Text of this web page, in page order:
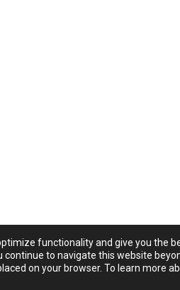
functionality and give you the
continue to navigate this website
on your browser. To learn more